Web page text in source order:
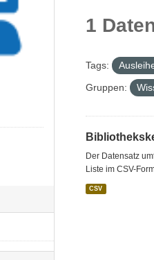
1
Tags:
Gruppen:
Der Datensatz
Liste im CSV-
CSV